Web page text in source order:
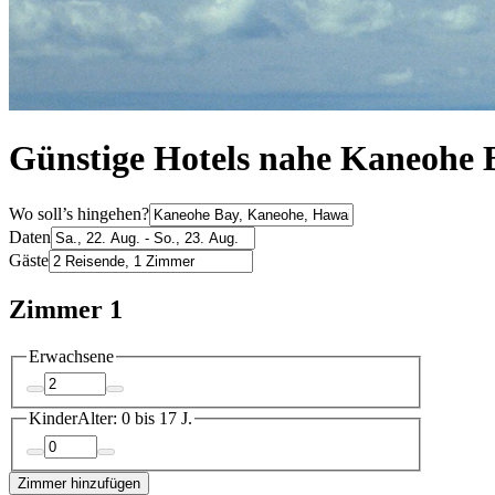
Günstige Hotels nahe Kaneohe
Wo soll’s hingehen?
Daten
Gäste
Zimmer 1
Erwachsene
KinderAlter: 0 bis 17 J.
Zimmer hinzufügen